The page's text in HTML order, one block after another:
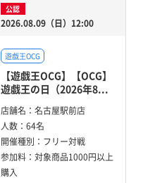
公認
2026.08.09（日）12:00
遊戯王OCG
【遊戯王OCG】【OCG】
遊戯王の日（2026年8...
店舗名： 名古屋駅前店
人数： 64名
開催種別： フリー対戦
参加料： 対象商品1000円以上
購入